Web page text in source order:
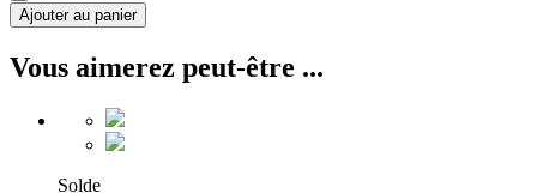
Ajouter au panier
Vous aimerez peut-être ...
Solde